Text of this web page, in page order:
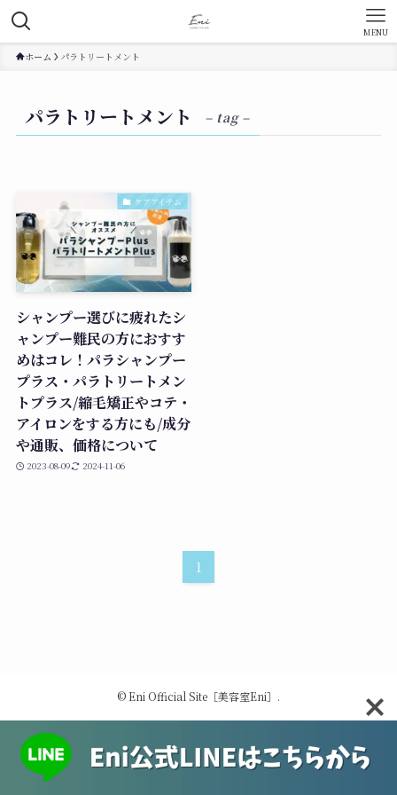
MENU
ホーム パラトリートメント
パラトリートメント – tag –
ケアアイテム
シャンプー選びに疲れたシ
ャンプー難民の方におすす
めはコレ！パラシャンプー
プラス・パラトリートメン
トプラス/縮毛矯正やコテ・
アイロンをする方にも/成分
や通販、価格について
2023-08-09 2024-11-06
1
©Eni Official Site［美容室Eni］.